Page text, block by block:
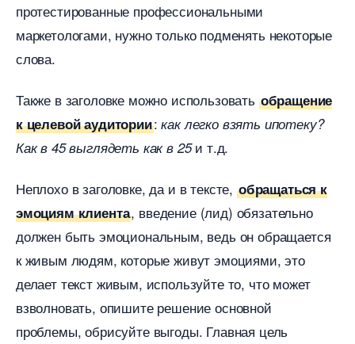
протестированные профессиональными
маркетологами, нужно только подменять некоторые
слова.
Также в заголовке можно использовать обращение
к целевой аудитории:как легко взять ипотеку?
Как в 45 выглядеть как в 25и т.д.
Неплохо в заголовке, да и в тексте, обращаться к
эмоциям клиента, введение (лид) обязательно
должен быть эмоциональным, ведь он обращается
к живым людям, которые живут эмоциями, это
делает текст живым, используйте то, что может
зволновать, опишите решение основной
проблемы, обрисуйте выгоды. Главная цель